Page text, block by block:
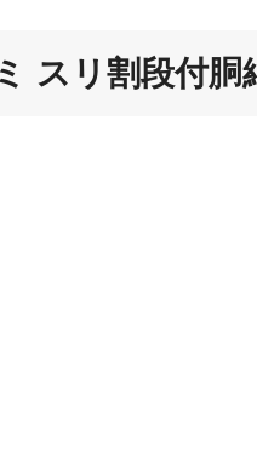
スリ割段付